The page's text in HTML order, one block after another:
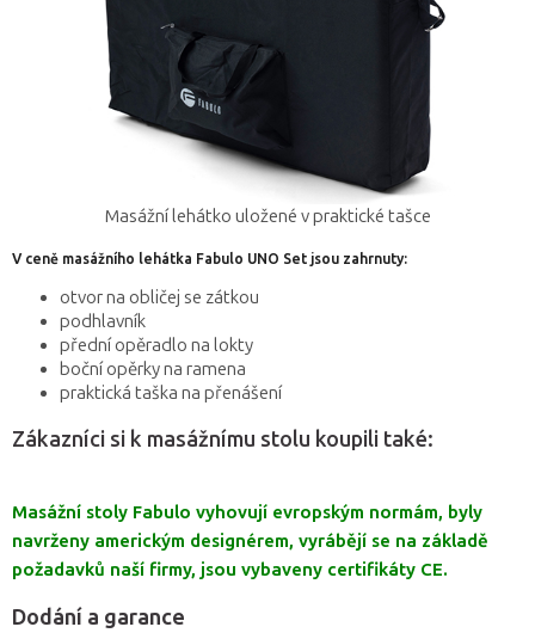
Masážní lehátko uložené v praktické tašce
V ceně masážního lehátka Fabulo UNO Set jsou zahrnuty:
otvor na obličej se zátkou
podhlavník
přední opěradlo na lokty
boční opěrky na ramena
praktická taška na přenášení
Zákazníci si k masážnímu stolu koupili také:
Masážní stoly Fabulo vyhovují evropským normám, byly
navrženy americkým designérem, vyrábějí se na základě
požadavků naší firmy, jsou vybaveny certifikáty CE.
Dodání a garance